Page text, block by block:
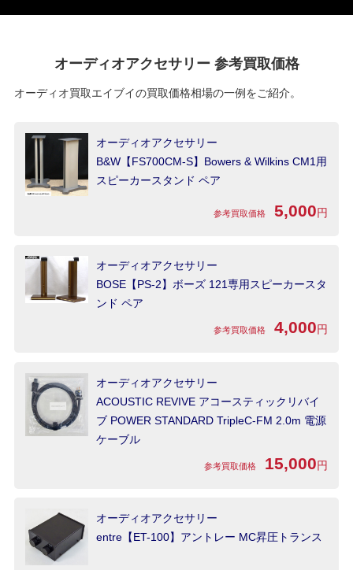
オーディオアクセサリー 参考買取価格
オーディオ買取エイブイの買取価格相場の一例をご紹介。
オーディオアクセサリー
B&W【FS700CM-S】Bowers & Wilkins CM1用
スピーカースタンド ペア
参考買取価格 5,000円
オーディオアクセサリー
BOSE【PS-2】ボーズ 121専用スピーカースタ
ンド ペア
参考買取価格 4,000円
オーディオアクセサリー
ACOUSTIC REVIVE アコースティックリバイ
ブ POWER STANDARD TripleC-FM 2.0m 電源
ケーブル
参考買取価格 15,000円
オーディオアクセサリー
entre【ET-100】アントレー MC昇圧トランス